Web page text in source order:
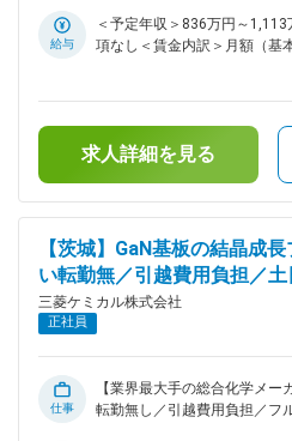
＜担当業務項目＞ 本ポジショ
がって事業を推進いただきま
サプライチェーン全体を統括
託先との関係性を維持・管理
工程管理、製造順序の調整な
向き合い、ものの流れや発
機械メーカーやフィルムメー
ループと二人三脚でカーボン
ンを推進。仕様決めから見積
管理）まで一連の営業実務を
題に合わせて仕様を作り込む
新規用途の開拓や試作提案
レーターに次ぐ「第三の用途
給与
＜予定年収＞836万円～
項なし＜賃金内訳＞月額（基
レードによっては時間外管
はございません。■昇給：年1
くまでも目安の金額であり
求人詳細を見る
【茨城】GaN基板の結晶成
い転勤無／引越費用負担／
三菱ケミカル株式会社
正社員
仕事
【業界最大手の総合化学メ
転勤無し／引越費用負担／フル